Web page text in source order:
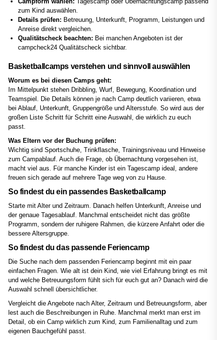
zum Kind auswählen.
Details prüfen: Betreuung, Unterkunft, Programm, Leistungen und
Anreise direkt vergleichen.
Qualitätscheck beachten: Bei manchen Angeboten ist der
campcheck24 Qualitätscheck sichtbar.
Basketballcamps verstehen und sinnvoll auswählen
Worum es bei diesen Camps geht:
Im Mittelpunkt stehen Dribbling, Wurf, Bewegung, Koordination und
Teamspiel. Die Details können je nach Camp deutlich variieren, etwa
bei Ablauf, Unterkunft, Gruppengröße und Altersstufe. So wird aus der
großen Liste Schritt für Schritt eine Auswahl, die wirklich zu euch
passt.
Was Eltern vor der Buchung prüfen:
Wichtig sind Sportschuhe, Trinkflasche, Trainingsniveau und Hinweise
zum Campablauf. Auch die Frage, ob Übernachtung vorgesehen ist,
macht viel aus. Für manche Kinder ist ein Tagescamp ideal, andere
freuen sich gerade auf mehrere Tage weg von zu Hause.
So findest du ein passendes Basketballcamp
Starte mit Alter und Zeitraum. Danach helfen Unterkunft, Anreise und
der genaue Tagesablauf. Manchmal entscheidet nicht das größte
Programm, sondern der ruhigere Rahmen, die kürzere Anfahrt oder die
bessere Altersgruppe.
So findest du das passende Feriencamp
Die Suche nach dem passenden Feriencamp beginnt mit ein paar
einfachen Fragen. Wie alt ist dein Kind, wie viel Erfahrung bringt es mit
und welche Betreuungsform fühlt sich für euch gut an? Danach wird die
Auswahl schnell übersichtlicher.
Vergleicht die Angebote nach Alter, Zeitraum und Betreuungsform, aber
lest auch die Beschreibungen in Ruhe. Manchmal merkt man erst im
Detail, ob ein Camp wirklich zum Kind, zum Familienalltag und zum
eigenen Bauchgefühl passt.